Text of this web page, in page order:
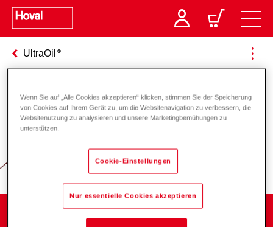
UltraOil
Verantwortung für Energie und
Wenn Sie auf „Alle Cookies akzeptieren“ klicken, stimmen Sie der Speicherung
von Cookies auf Ihrem Gerät zu, um die Websitenavigation zu verbessern, die
Websitenutzung zu analysieren und unsere Marketingbemühungen zu
unterstützen.
Cookie-Einstellungen
Nur essentielle Cookies akzeptieren